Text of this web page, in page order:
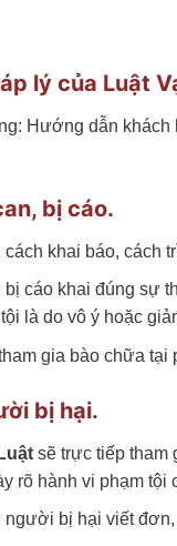
lý của Luật
Hướng dẫn
bị cáo.
khai báo, cách
cáo khai đúng sự
là do vô ý hoặc
gia bào chữa tại
bị hại.
sẽ trực tiếp tham
rõ hành vi phạm
bị hại viết